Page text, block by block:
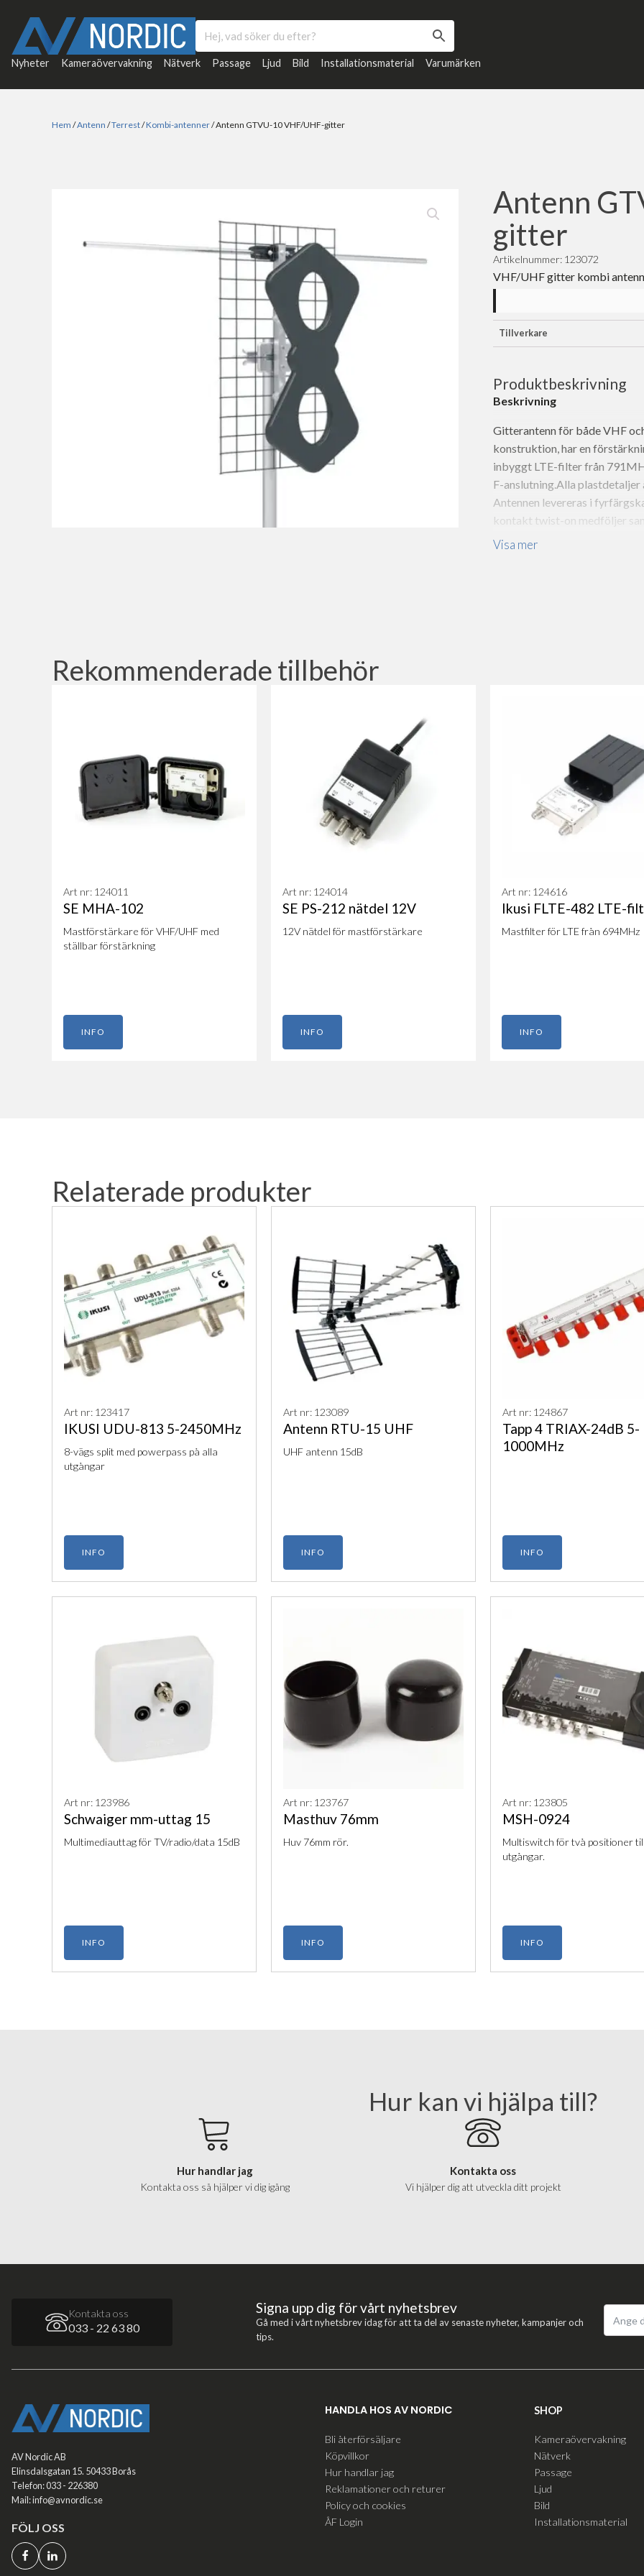
Nyheter Kameraövervakning Nätverk Passage Ljud Bild Installationsmaterial Varumärken
Hem /Antenn /Terrest/Kombi-antenner/ Antenn GTVU-10 VHF/UHF-gitter
Antenn
gitter
Artikelnummer: 123072
VHF/UHF gitter kombi antenn
Tillverkare
Produktbeskrivning
Beskrivning
Gitterantenn för både VHF
konstruktion, har en
inbyggt LTE-filter från
F-anslutning.Alla
Antennen levereras i
kontakt twist-on medföljer
Visa mer
Rekommenderade tillbehör
Art nr: 124011
SE MHA-102
Mastförstärkare för VHF/UHF med
ställbar förstärkning
INFO
Art nr: 124014
SE PS-212 nätdel 12V
12V nätdel för mastförstärkare
INFO
Art nr: 124616
Ikusi FLTE-482 LTE-
Mastfilter för LTE från 694MHz
INFO
Relaterade produkter
Art nr: 123417
IKUSI UDU-813 5-2450MHz
8-vägs split med powerpass på alla
utgångar
INFO
Art nr: 123089
Antenn RTU-15 UHF
UHF antenn 15dB
INFO
Art nr: 124867
Tapp 4 TRIAX-24dB 5-
1000MHz
INFO
Art nr: 123986
Schwaiger mm-uttag 15
Multimediauttag för TV/radio/data 15dB
INFO
Art nr: 123767
Masthuv 76mm
Huv 76mm rör.
INFO
Art nr: 123805
MSH-0924
Multiswitch för två positioner
utgångar.
INFO
Hur kan vi hjälpa till?
Hur handlar jag
Kontakta oss så hjälper vi dig igång
Kontakta oss
Vi hjälper dig att utveckla ditt projekt
Kontakta oss
033 - 22 63 80
Signa upp dig för vårt nyhetsbrev
Gå med i vårt nyhetsbrev idag för att ta del av senaste nyheter, kampanjer och
tips.
AV Nordic AB
Elinsdalsgatan 15. 50433 Borås
Telefon: 033 - 226380
Mail: info@avnordic.se
FÖLJ OSS
HANDLA HOS AV NORDIC
Bli återförsäljare
Köpvillkor
Hur handlar jag
Reklamationer och returer
Policy och cookies
ÅF Login
SHOP
Kameraövervakning
Nätverk
Passage
Ljud
Bild
Installationsmaterial